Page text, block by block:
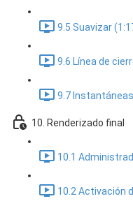
9.5 Suavizar
9.6 Línea de
9.7
10. Renderizado final
10.1
10.2 Activación